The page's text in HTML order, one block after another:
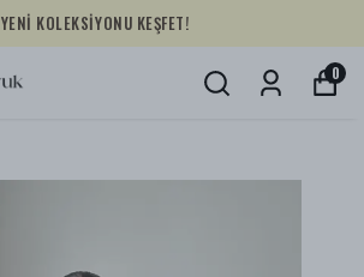
YENİ KOLEKSİYONU KEŞFET!
0